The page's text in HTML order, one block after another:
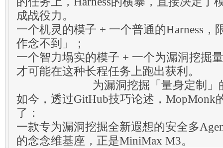
成战役力。
一个机灵的模子 + 一个普通的Harness，
作念不到」；
一个智力塌实的模子 + 一个为漏洞挖掘
才可能在这种长程任务上跑出获利。
为漏洞挖掘「量身定制」
如今，透过GitHub技巧论述，MopMonk
了：
一款专为漏洞挖掘全新遐想的安全多
的念念维基座，正是MiniMax M3。